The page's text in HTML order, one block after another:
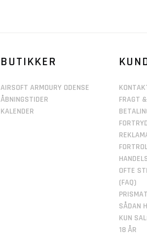
BUTIKKER
AIRSOFT ARMOURY ODENSE
ÅBNINGSTIDER
KALENDER
FRAGT
OFTE
(FAQ)
SÅDAN
KUN
18 ÅR